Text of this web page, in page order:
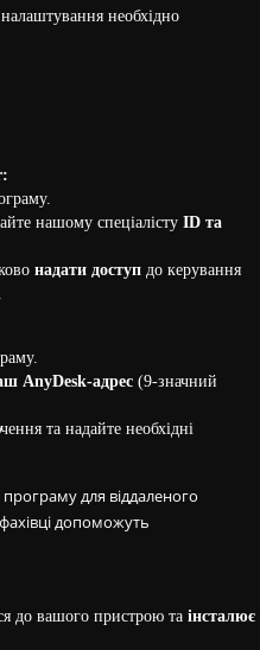
необхідно
нашому спеціалісту ID та
надати доступ до керування
.
AnyDesk-адрес (9-значний
та надайте необхідні
для віддаленого
допоможуть
до вашого пристрою та інсталює